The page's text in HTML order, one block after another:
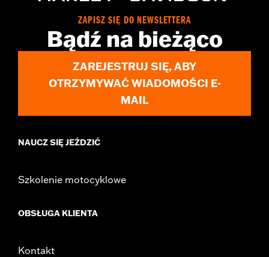
Pair
End caps and installation instructions
ZAPISZ SIĘ DO NEWSLETTERA
Bądź na bieżąco
ZAREJESTRUJ SIĘ, ABY
OTRZYMYWAĆ WIADOMOŚCI E-
MAIL
NAUCZ SIĘ JEŹDZIĆ
Szkolenie motocyklowe
OBSŁUGA KLIENTA
Kontakt